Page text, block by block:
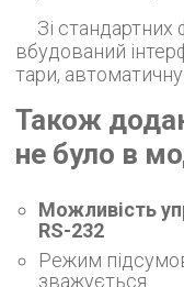
Зі стандартних функцій слід виділити
вбудований
тари,
Також
не було в
Можливість
RS-232
Режим
зважується